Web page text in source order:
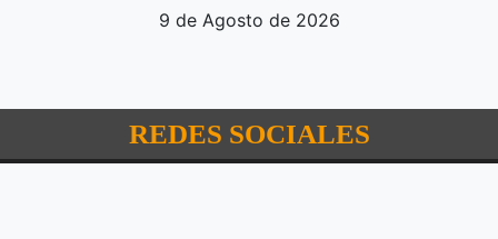
9 de Agosto de 2026
REDES SOCIALES